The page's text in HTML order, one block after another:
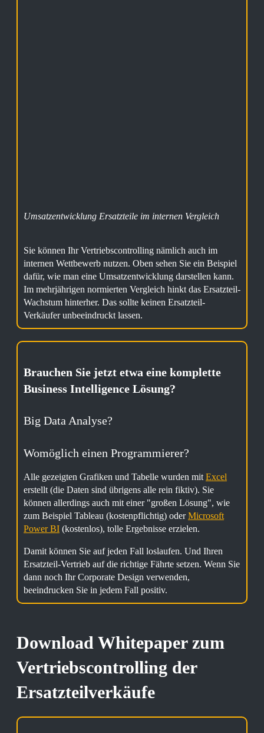
Umsatzentwicklung Ersatzteile im internen Vergleich
Sie können Ihr Vertriebscontrolling nämlich auch im
internen Wettbewerb nutzen. Oben sehen Sie ein Beispiel
dafür, wie man eine Umsatzentwicklung darstellen kann.
Im mehrjährigen normierten Vergleich hinkt das Ersatzteil-
Wachstum hinterher. Das sollte keinen Ersatzteil-
Verkäufer unbeeindruckt lassen.
Brauchen Sie jetzt etwa eine komplette
Business Intelligence Lösung?
Big Data Analyse?
Womöglich einen Programmierer?
Alle gezeigten Grafiken und Tabelle wurden mit Excel
erstellt (die Daten sind übrigens alle rein fiktiv). Sie
können allerdings auch mit einer "großen Lösung", wie
zum Beispiel Tableau (kostenpflichtig) oderMicrosoft
Power BI (kostenlos), tolle Ergebnisse erzielen.
Damit können Sie auf jeden Fall loslaufen. Und Ihren
Ersatzteil-Vertrieb auf die richtige Fährte setzen. Wenn Sie
dann noch Ihr Corporate Design verwenden,
beeindrucken Sie in jedem Fall positiv.
Download Whitepaper zum
Vertriebscontrolling der
Ersatzteilverkäufe